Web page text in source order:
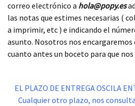
correo electrónico a hola@popy.es
las notas que estimes necesarias (
a imprimir, etc ) e indicando el
asunto. Nosotros nos
cuanto antes un boceto para que nos
EL PLAZO DE ENTREGA OSCILA
Cualquier otro plazo, nos